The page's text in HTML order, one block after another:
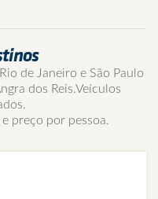
de Janeiro e São Paulo
dos Reis.Veículos
preço por pessoa.